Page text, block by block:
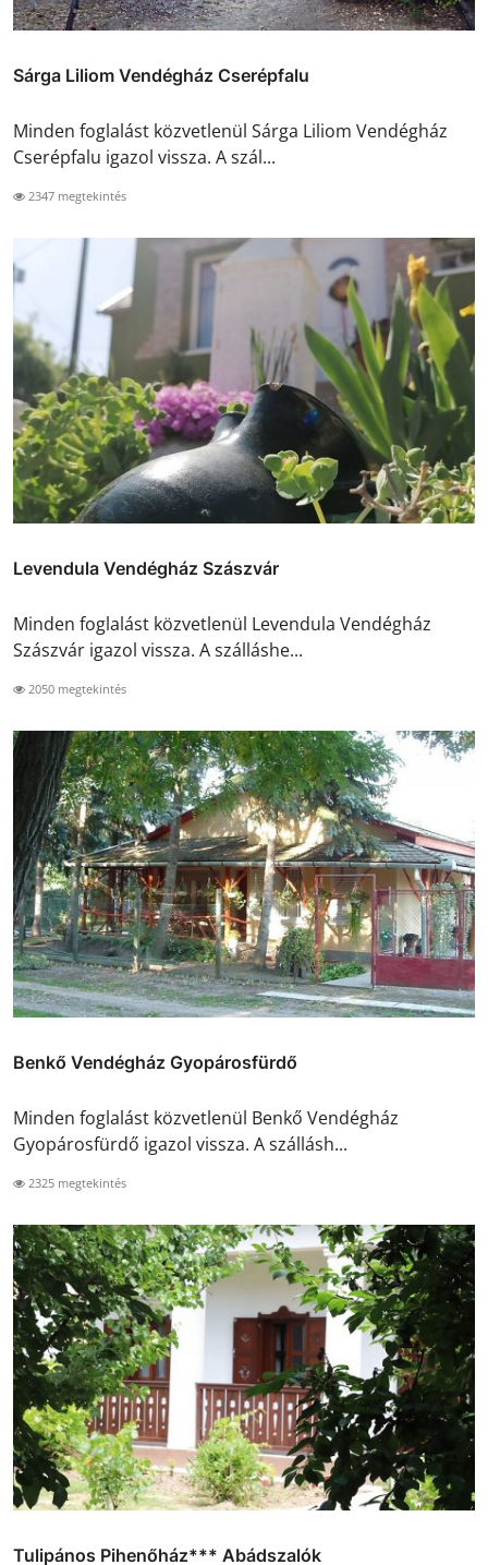
Sárga Liliom Vendégház Cserépfalu
Minden foglalást közvetlenül Sárga Liliom Vendégház
Cserépfalu igazol vissza. A szál...
2347 megtekintés
Levendula Vendégház Szászvár
Minden foglalást közvetlenül Levendula Vendégház
Szászvár igazol vissza. A szálláshe...
2050 megtekintés
Benkő Vendégház Gyopárosfürdő
Minden foglalást közvetlenül Benkő Vendégház
Gyopárosfürdő igazol vissza. A szállásh...
2325 megtekintés
Tulipános Pihenőház*** Abádszalók